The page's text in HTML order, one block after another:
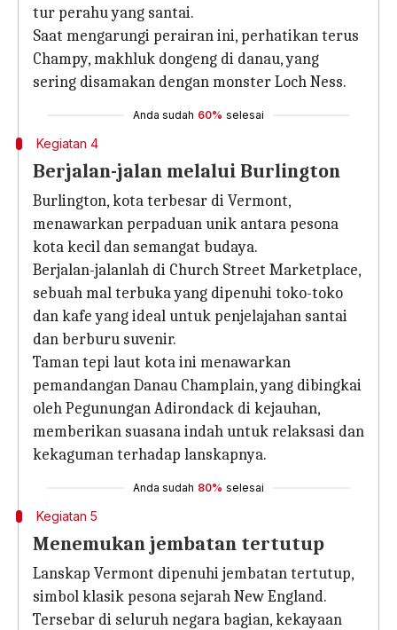
tur perahu yang santai.
Saat mengarungi perairan ini, perhatikan terus
Champy, makhluk dongeng di danau, yang
sering disamakan dengan monster Loch Ness.
Anda sudah 60% selesai
Kegiatan 4
Berjalan-jalan melalui Burlington
Burlington, kota terbesar di Vermont,
menawarkan perpaduan unik antara pesona
kota kecil dan semangat budaya.
Berjalan-jalanlah di Church Street Marketplace,
sebuah mal terbuka yang dipenuhi toko-toko
dan kafe yang ideal untuk penjelajahan santai
dan berburu suvenir.
Taman tepi laut kota ini menawarkan
pemandangan Danau Champlain, yang dibingkai
oleh Pegunungan Adirondack di kejauhan,
memberikan suasana indah untuk relaksasi dan
kekaguman terhadap lanskapnya.
Anda sudah 80% selesai
Kegiatan 5
Menemukan jembatan tertutup
Lanskap Vermont dipenuhi jembatan tertutup,
simbol klasik pesona sejarah New England.
Tersebar di seluruh negara bagian, kekayaan